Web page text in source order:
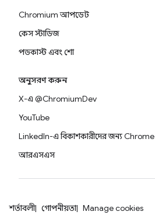
Chromium আপডেট
কেস স্টাডিজ
পডকাস্ট এবং শো
অনুসরণ করুন
X-এ @ChromiumDev
YouTube
LinkedIn-এ বিকাশকারীদের জন্য Chrome
আরএসএস
শর্তাবলী গোপনীয়তা Manage cookies